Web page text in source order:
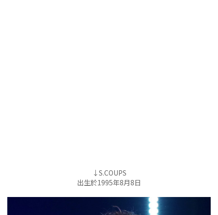
↓S.COUPS
出生於1995年8月8日